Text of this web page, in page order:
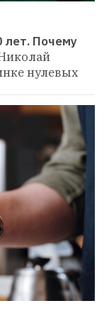
лет. Почему
нулевых